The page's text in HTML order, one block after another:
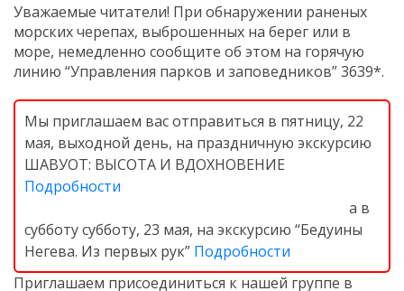
Уважаемые читатели! При обнаружении раненых
морских черепах, выброшенных на берег или в
море, немедленно сообщите об этом на горячую
линию “Управления парков и заповедников” 3639*.
Мы приглашаем вас отправиться в пятницу, 22
мая, выходной день, на праздничную экскурсию
ШАВУОТ: ВЫСОТА И ВДОХНОВЕНИЕ
Подробности
а в
субботу субботу, 23 мая, на экскурсию “Бедуины
Негева. Из первых рук” Подробности
Приглашаем присоединиться к нашей группе в